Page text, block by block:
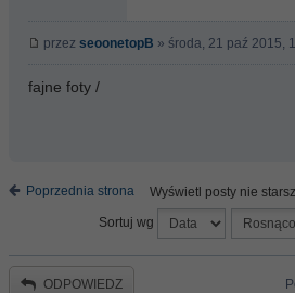
przez seoonetopB » środa, 21 paź 2015,
fajne foty /
Poprzednia strona
Wyświetl posty nie
Sortuj wg
ODPOWIEDZ